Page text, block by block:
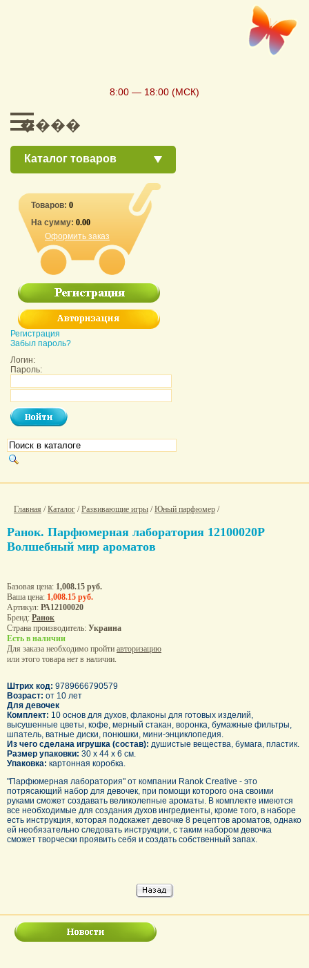
8:00 — 18:00 (МСК)
Каталог товаров
Главная /Каталог /Развивающие игры /Юный парфюмер /
Ранок. Парфюмерная лаборатория 12100020Р
Волшебный мир ароматов
Базовая цена: 1,008.15 руб.
Ваша цена: 1,008.15 руб.
Артикул: РА12100020
Бренд: Ранок
Страна производитель: Украина
Есть в наличии
Для заказа необходимо пройти авторизацию
или этого товара нет в наличии.
Штрих код: 9789666790579
Возраст: от 10 лет
Для девочек
Комплект: 10 основ для духов, флаконы для готовых изделий,
высушенные цветы, кофе, мерный стакан, воронка, бумажные фильтры,
шпатель, ватные диски, понюшки, мини-энциклопедия.
Из чего сделана игрушка (состав): душистые вещества, бумага, пластик.
Размер упаковки: 30 х 44 х 6 см.
Упаковка: картонная коробка.
"Парфюмерная лаборатория" от компании Ranok Creative - это
потрясающий набор для девочек, при помощи которого она своими
руками сможет создавать великолепные ароматы. В комплекте имеются
все необходимые для создания духов ингредиенты, кроме того, в наборе
есть инструкция, которая подскажет девочке 8 рецептов ароматов, однако
ей необязательно следовать инструкции, с таким набором девочка
сможет творчески проявить себя и создать собственный запах.
Товаров: 0
На сумму: 0.00
Оформить заказ
Регистрация
Забыл пароль?
Логин:
Пароль: